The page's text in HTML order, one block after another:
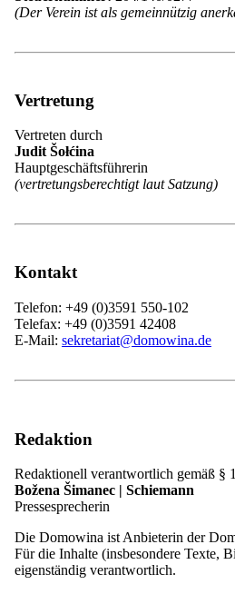
Weiterer UNESCO-Fakt: Bereits
Vogelhochzeit
Zampern
Zapust-Festumzug
Osterbräuche
Hexenbrennen
Weihnachtsbräuche
Neujahrsbräuche
Ptaškowa swajźba
> Brandenburg/Sachsen
Seit den 1960er Jahren ist die
Kulturprogramme auf. In den
auch Abendveranstaltungen für
Mischung aus Estrade mit
(Fastnacht). Für Kinder gibt es eine
(Der Verein ist als gemeinnützig
Vertretung
Vertreten durch
Judit Šołćina
Hauptgeschäftsführerin
(vertretungsberechtigt laut Satzung)
Kontakt
Telefon: +49 (0)3591 550-102
Telefax: +49 (0)3591 42408
E-Mail: sekretariat@domowina.de
Redaktion
Redaktionell verantwortlich gemäß §
Božena Šimanec | Schiemann
Pressesprecherin
Die Domowina ist Anbieterin der
Für die Inhalte (insbesondere Texte,
eigenständig verantwortlich.